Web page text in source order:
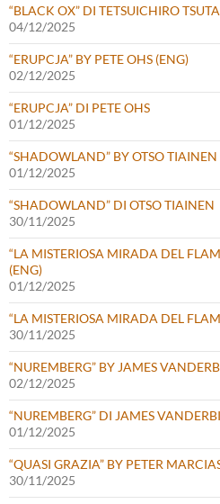
“BLACK OX” DI TETSUICHIRO TSUTA
04/12/2025
“ERUPCJA” BY PETE OHS (ENG)
02/12/2025
“ERUPCJA” DI PETE OHS
01/12/2025
“SHADOWLAND” BY OTSO TIAINEN
01/12/2025
“SHADOWLAND” DI OTSO TIAINEN
30/11/2025
“LA MISTERIOSA MIRADA DEL
(ENG)
01/12/2025
“LA MISTERIOSA MIRADA DEL
30/11/2025
“NUREMBERG” BY JAMES
02/12/2025
“NUREMBERG” DI JAMES
01/12/2025
“QUASI GRAZIA” BY PETER
30/11/2025